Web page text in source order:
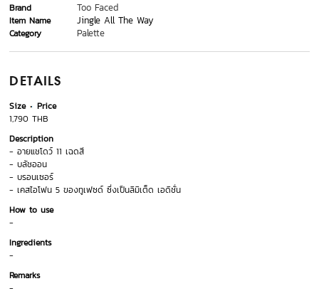
Brand Too Faced
Item Name Jingle All The Way
Category Palette
DETAILS
Size
Price
1,790 THB
Description
- อายแชโดว์ 11 เฉดสี
- บลัชออน
- บรอนเซอร์
- เคสไอโฟน 5 ของทูเฟซด์ ซึ่งเป็นลิมิเต็ด เอดิชั่น
How to use
-
Ingredients
-
Remarks
-